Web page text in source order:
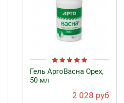
Гель АргоВасна Орех,
50 мл
2 028 руб